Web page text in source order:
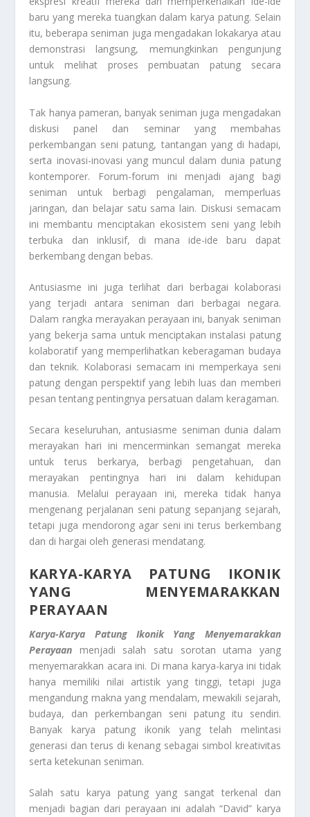
baru yang mereka tuangkan dalam karya patung. Selain
itu, beberapa seniman juga mengadakan lokakarya atau
demonstrasi langsung, memungkinkan pengunjung
untuk melihat proses pembuatan patung secara
langsung.
Tak hanya pameran, banyak seniman juga mengadakan
diskusi panel dan seminar yang membahas
perkembangan seni patung, tantangan yang di hadapi,
serta inovasi-inovasi yang muncul dalam dunia patung
kontemporer. Forum-forum ini menjadi ajang bagi
seniman untuk berbagi pengalaman, memperluas
jaringan, dan belajar satu sama lain. Diskusi semacam
ini membantu menciptakan ekosistem seni yang lebih
terbuka dan inklusif, di mana ide-ide baru dapat
berkembang dengan bebas.
Antusiasme ini juga terlihat dari berbagai kolaborasi
yang terjadi antara seniman dari berbagai negara.
Dalam rangka merayakan perayaan ini, banyak seniman
yang bekerja sama untuk menciptakan instalasi patung
kolaboratif yang memperlihatkan keberagaman budaya
dan teknik. Kolaborasi semacam ini memperkaya seni
patung dengan perspektif yang lebih luas dan memberi
pesan tentang pentingnya persatuan dalam keragaman.
Secara keseluruhan, antusiasme seniman dunia dalam
merayakan hari ini mencerminkan semangat mereka
untuk terus berkarya, berbagi pengetahuan, dan
merayakan pentingnya hari ini dalam kehidupan
manusia. Melalui perayaan ini, mereka tidak hanya
mengenang perjalanan seni patung sepanjang sejarah,
tetapi juga mendorong agar seni ini terus berkembang
dan di hargai oleh generasi mendatang.
KARYA-KARYA PATUNG IKONIK
YANG MENYEMARAKKAN
PERAYAAN
Karya-Karya Patung Ikonik Yang Menyemarakkan
Perayaan
menjadi salah satu sorotan utama yang
menyemarakkan acara ini. Di mana karya-karya ini tidak
hanya memiliki nilai artistik yang tinggi, tetapi juga
mengandung makna yang mendalam, mewakili sejarah,
budaya, dan perkembangan seni patung itu sendiri.
Banyak karya patung ikonik yang telah melintasi
generasi dan terus di kenang sebagai simbol kreativitas
serta ketekunan seniman.
Salah satu karya patung yang sangat terkenal dan
menjadi bagian dari perayaan ini adalah “David” karya